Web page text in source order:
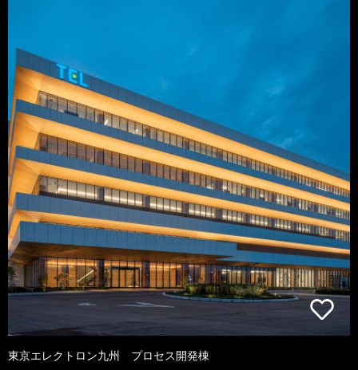
東京エレクトロン九州 プロセス開発棟